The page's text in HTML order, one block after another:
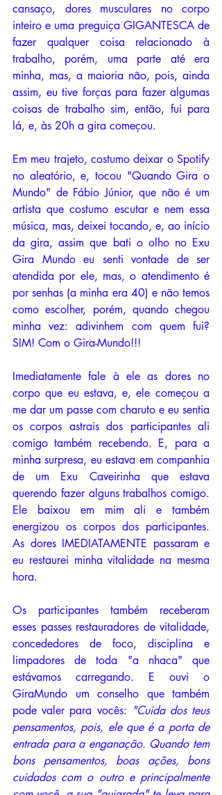
cansaço, dores musculares no corpo
inteiro e uma preguiça GIGANTESCA de
fazer qualquer coisa relacionado à
trabalho, porém, uma parte até era
minha, mas, a maioria não, pois, ainda
assim, eu tive forças para fazer algumas
coisas de trabalho sim, então, fui para
lá, e, às 20h a gira começou.
Em meu trajeto, costumo deixar o Spotify
no aleatório, e, tocou "Quando Gira o
Mundo" de Fábio Júnior, que não é um
artista que costumo escutar e nem essa
música, mas, deixei tocando, e, ao início
da gira, assim que bati o olho no Exu
Gira Mundo eu senti vontade de ser
atendida por ele, mas, o atendimento é
por senhas (a minha era 40) e não temos
como escolher, porém, quando chegou
minha vez: adivinhem com quem fui?
SIM! Com o Gira-Mundo!!!
Imediatamente fale à ele as dores no
corpo que eu estava, e, ele começou a
me dar um passe com charuto e eu sentia
os corpos astrais dos participantes ali
comigo também recebendo. E, para a
minha surpresa, eu estava em companhia
de um Exu Caveirinha que estava
querendo fazer alguns trabalhos comigo.
Ele baixou em mim ali e também
energizou os corpos dos participantes.
As dores IMEDIATAMENTE passaram e
eu restaurei minha vitalidade na mesma
hora.
Os participantes também receberam
esses passes restauradores de vitalidade,
concededores de foco, disciplina e
limpadores de toda "a nhaca" que
estávamos carregando. E ouvi o
GiraMundo um conselho que também
pode valer para vocês: "Cuida dos teus
pensamentos, pois, ele que é a porta de
entrada para a enganação. Quando tem
bons pensamentos, boas ações, bons
cuidados com o outro e principalmente